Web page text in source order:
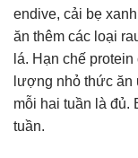
endive, cải bẹ
ăn thêm các loại
lá. Hạn chế
lượng nhỏ thức ăn
mỗi hai tuần là đủ.
tuần.